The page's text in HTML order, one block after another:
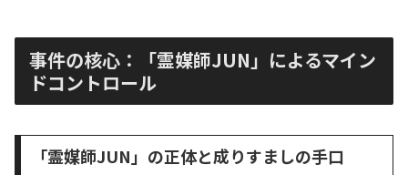
事件の核心：「霊媒師JUN」によるマイン
ドコントロール
「霊媒師JUN」の正体と成りすましの手口